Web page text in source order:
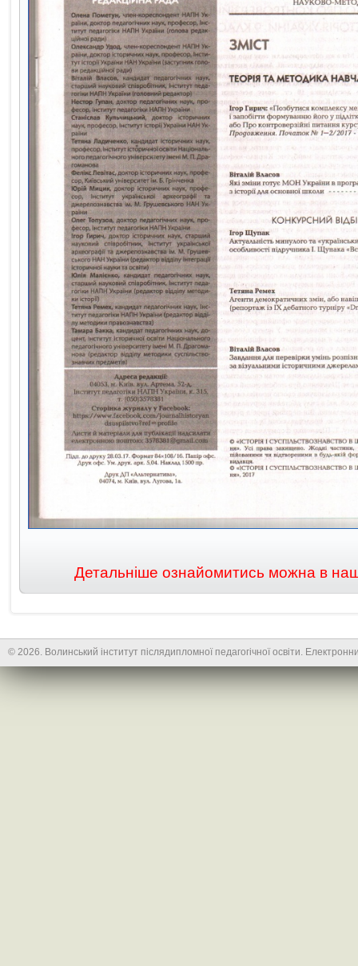
Детальніше ознайомитись можна в
© 2026. Волинський інститут післядипломної педагогічної освіти.